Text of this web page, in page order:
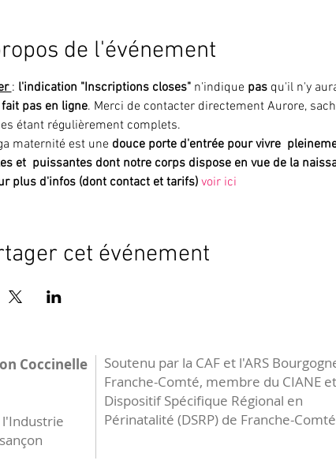
de l'événement
: l'indication "Inscriptions closes" n'indique pas qu'il n'y
pas en ligne. Merci de contacter directement Aurore,
étant régulièrement complets.
maternité est une douce porte d'entrée pour vivre
et  puissantes dont notre corps dispose en vue de la
plus d'infos (dont contact et tarifs) voir ici
cet événement
Coccinelle
Soutenu par la CAF et l'ARS
Franche-Comté, membre du CIANE
Dispositif Spécifique Régional en
Périnatalité (DSRP) de Franche-Comté